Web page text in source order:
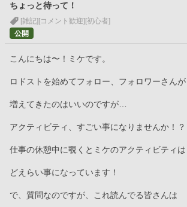
ちょっと待って！
[雑記] [コメント歓迎] [初心者]
公開
こんにちは〜！ミケです。
ロドストを始めてフォロー、フォロワーさんが
増えてきたのはいいのですが…
アクティビティ、すごい事になりませんか！？
仕事の休憩中に覗くとミケのアクティビティは
どえらい事になっています！
で、質問なのですが、これ読んでる皆さんは